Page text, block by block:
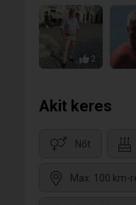
2
Akit keres
Nőt
Max. 100 km-